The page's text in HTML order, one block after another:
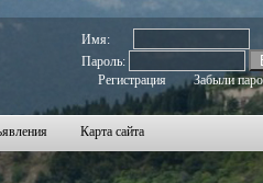
Имя:
Пароль:
Регистрация
Забыли
Карта сайта